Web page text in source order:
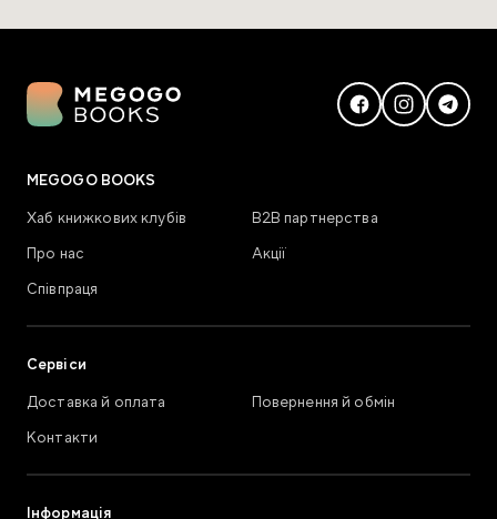
MEGOGO BOOKS
Хаб книжкових клубів
В2В партнерства
Про нас
Акції
Співпраця
Сервіси
Доставка й оплата
Повернення й обмін
Контакти
Інформація